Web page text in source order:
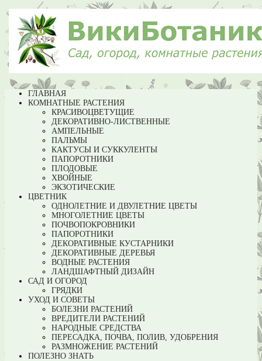
ГЛАВНАЯ
КОМНАТНЫЕ РАСТЕНИЯ
КРАСИВОЦВЕТУЩИЕ
ДЕКОРАТИВНО-ЛИСТВЕННЫЕ
АМПЕЛЬНЫЕ
ПАЛЬМЫ
КАКТУСЫ И СУККУЛЕНТЫ
ПАПОРОТНИКИ
ПЛОДОВЫЕ
ХВОЙНЫЕ
ЭКЗОТИЧЕСКИЕ
ЦВЕТНИК
ОДНОЛЕТНИЕ И ДВУЛЕТНИЕ ЦВЕТЫ
МНОГОЛЕТНИЕ ЦВЕТЫ
ПОЧВОПОКРОВНИКИ
ПАПОРОТНИКИ
ДЕКОРАТИВНЫЕ КУСТАРНИКИ
ДЕКОРАТИВНЫЕ ДЕРЕВЬЯ
ВОДНЫЕ РАСТЕНИЯ
ЛАНДШАФТНЫЙ ДИЗАЙН
САД И ОГОРОД
ГРЯДКИ
УХОД И СОВЕТЫ
БОЛЕЗНИ РАСТЕНИЙ
ВРЕДИТЕЛИ РАСТЕНИЙ
НАРОДНЫЕ СРЕДСТВА
ПЕРЕСАДКА, ПОЧВА, ПОЛИВ, УДОБРЕНИЯ
РАЗМНОЖЕНИЕ РАСТЕНИЙ
ПОЛЕЗНО ЗНАТЬ